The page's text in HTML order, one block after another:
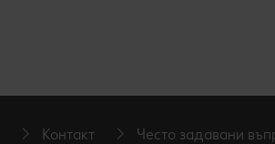
Контакт Често задавани